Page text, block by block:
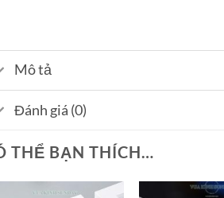
Mô tả
Đánh giá (0)
THỂ BẠN THÍCH…